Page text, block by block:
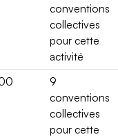
conventions
collectives
pour cette
activité
9
conventions
collectives
pour cette